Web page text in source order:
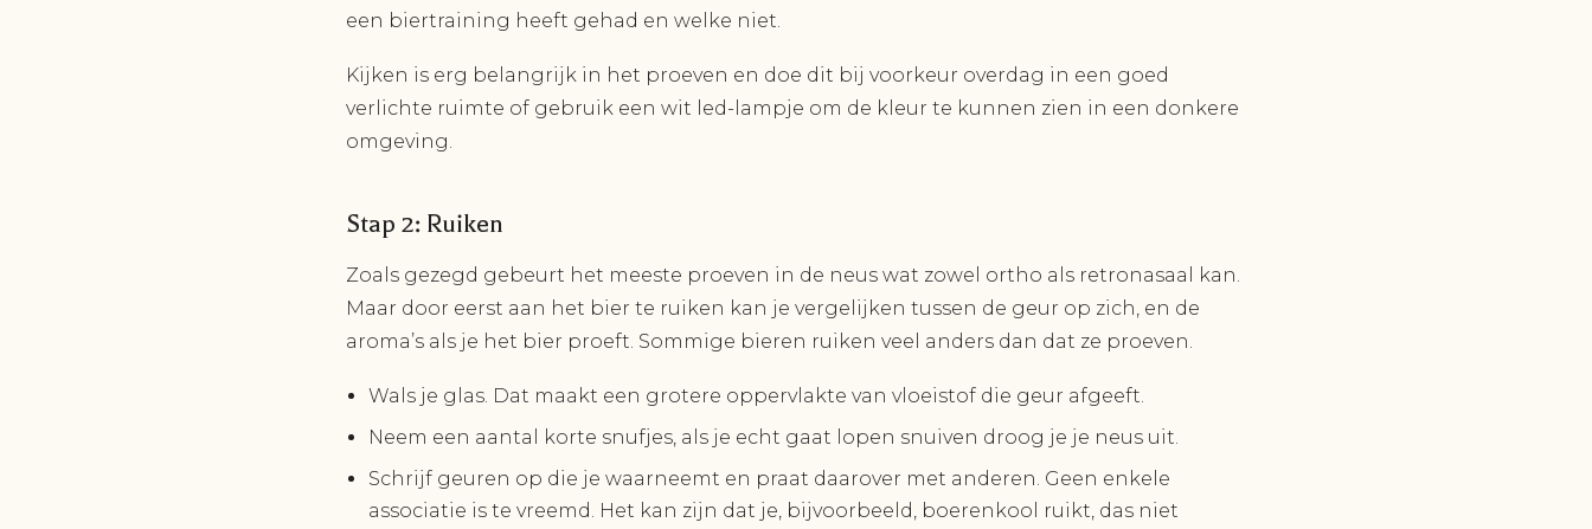
een biertraining heeft gehad en welke niet.
Kijken is erg belangrijk in het proeven en doe dit bij voorkeur overdag in een goed
verlichte ruimte of gebruik een wit led-lampje om de kleur te kunnen zien in een donkere
omgeving.
Stap 2: Ruiken
Zoals gezegd gebeurt het meeste proeven in de neus wat zowel ortho als retronasaal kan.
Maar door eerst aan het bier te ruiken kan je vergelijken tussen de geur op zich, en de
aroma’s als je het bier proeft. Sommige bieren ruiken veel anders dan dat ze proeven.
Wals je glas. Dat maakt een grotere oppervlakte van vloeistof die geur afgeeft.
Neem een aantal korte snufjes, als je echt gaat lopen snuiven droog je je neus uit.
Schrijf geuren op die je waarneemt en praat daarover met anderen. Geen enkele
associatie is te vreemd. Het kan zijn dat je, bijvoorbeeld, boerenkool ruikt, das niet